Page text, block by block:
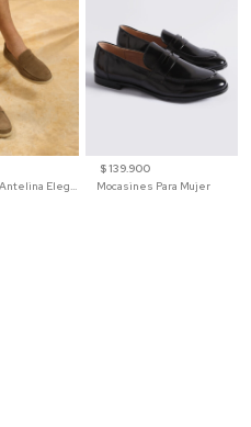
Mocasín de Antelina Elegante con Suela de Contraste Para Hombre
$ 139.900
Mocasines Para Mujer